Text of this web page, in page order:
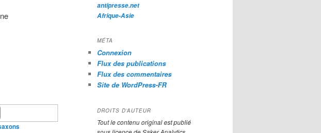
antipresse.net
Afrique-Asie
MÉTA
Connexion
Flux des publications
Flux des commentaires
Site de WordPress-FR
DROITS D’AUTEUR
Tout le contenu original est publié